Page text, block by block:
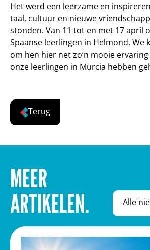
Het werd een leerzame en
taal, cultuur en nieuwe
stonden. Van 11 tot en met 17 april
Spaanse leerlingen in Helmond. We
om hen hier net zo’n mooie
onze leerlingen in Murcia hebben
Terug
MEER
ARTIKELEN.
Alle